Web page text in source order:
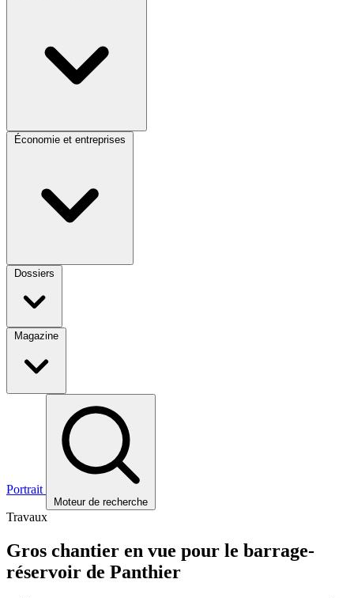
Économie et entreprises
Dossiers
Magazine
Portrait
Moteur de recherche
Travaux
Gros chantier en vue pour le barrage-
réservoir de Panthier